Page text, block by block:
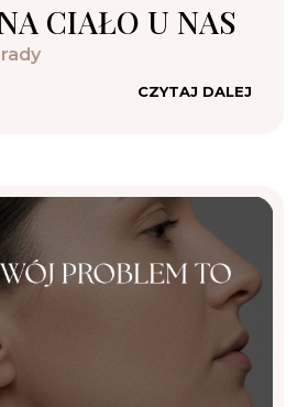
CIAŁO U NAS
CZYTAJ DALEJ